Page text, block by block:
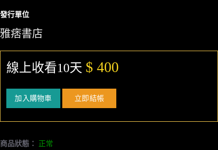
發行單位
雅痞書店
線上收看10天 $ 400
加入購物車 立即結帳
商品狀態： 正常